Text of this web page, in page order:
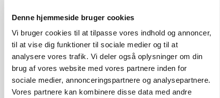
Denne hjemmeside bruger cookies
Vi bruger cookies til at tilpasse vores indhold og annoncer,
til at vise dig funktioner til sociale medier og til at
analysere vores trafik. Vi deler også oplysninger om din
brug af vores website med vores partnere inden for
sociale medier, annonceringspartnere og analysepartnere.
Vores partnere kan kombinere disse data med andre
Folketinget behandler ny gødskningslov: Sådan
kan den ændre din bedrift fra 2027
Annonce
Loading...